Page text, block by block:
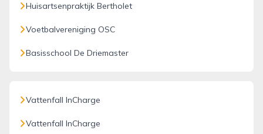
Huisartsenpraktijk Bertholet
Voetbalvereniging OSC
Basisschool De Driemaster
Vattenfall InCharge
Vattenfall InCharge